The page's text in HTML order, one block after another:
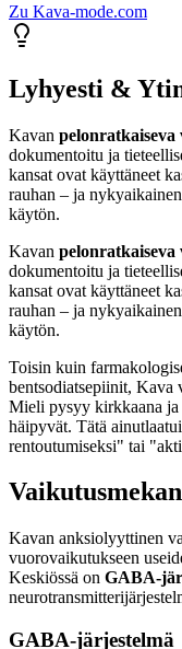
Zu Kava-mode.com
Lyhyesti &
Kavan pelonratkaiseva
dokumentoitu ja
kansat ovat käyttäneet
rauhan – ja
käytön.
Kavan pelonratkaiseva
dokumentoitu ja
kansat ovat käyttäneet
rauhan – ja
käytön.
Toisin kuin
bentsodiatsepiinit, Kava
Mieli pysyy kirkkaana ja
häipyvät. Tätä
rentoutumiseksi" tai
Kavan anksiolyyttinen
vuorovaikutukseen
Keskiössä on GABA-
GABA-järjestelmä